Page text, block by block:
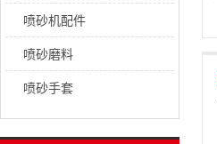
喷砂机配件
喷砂磨料
喷砂手套